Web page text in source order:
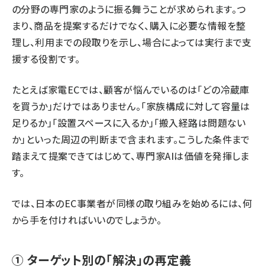
の分野の専門家のように振る舞うことが求められます。つ
まり、商品を提案するだけでなく、購入に必要な情報を整
理し、利用までの段取りを示し、場合によっては実行まで支
援する役割です。
たとえば家電ECでは、顧客が悩んでいるのは「どの冷蔵庫
を買うか」だけではありません。「家族構成に対して容量は
足りるか」「設置スペースに入るか」「搬入経路は問題ない
か」といった周辺の判断まで含まれます。こうした条件まで
踏まえて提案できてはじめて、専門家AIは価値を発揮しま
す。
では、日本のEC事業者が同様の取り組みを始めるには、何
から手を付ければいいのでしょうか。
① ターゲット別の「解決」の再定義